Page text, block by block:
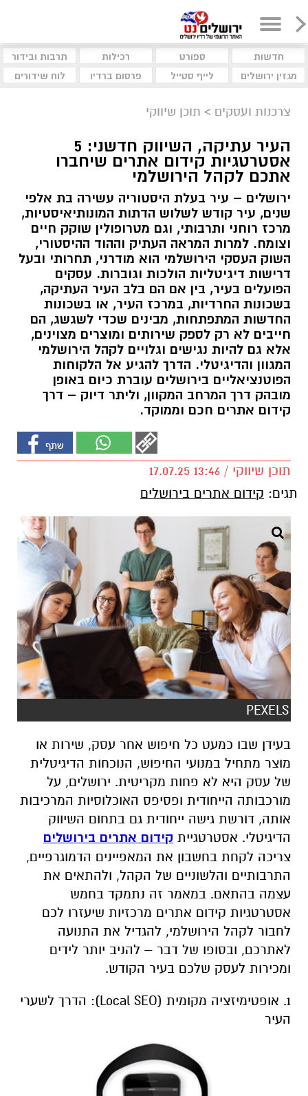
חדשות ספורט רכילות
תרבות ובידור
מגזין ירושלים
לייף סטייל פרסום ברדיו לוח שידורים
צרכנות ועסקים > תוכן שיווקי
העיר עתיקה, השיווק חדשני: 5
אסטרטגיות קידום אתרים שיחברו
אתכם לקהל הירושלמי
ירושלים – עיר בעלת היסטוריה עשירה בת אלפי
שנים, עיר קודש לשלוש הדתות המונותיאיסטיות,
מרכז רוחני ותרבותי, וגם מטרופולין שוקק חיים
וצומח. למרות המראה העתיק וההוד ההיסטורי,
השוק העסקי הירושלמי הוא מודרני, תחרותי ובעל
דרישות דיגיטליות הולכות וגוברות. עסקים
הפועלים בעיר, בין אם הם בלב העיר העתיקה,
בשכונות החרדיות, במרכז העיר, או בשכונות
החדשות המתפתחות, מבינים שכדי לשגשג, הם
חייבים לא רק לספק שירותים ומוצרים מצוינים,
אלא גם להיות נגישים וגלויים לקהל הירושלמי
המגוון והדיגיטלי. הדרך להגיע אל הלקוחות
הפוטנציאליים בירושלים עוברת כיום באופן
מובהק דרך המרחב המקוון, וליתר דיוק – דרך
קידום אתרים חכם וממוקד.
תוכן שיווקי / 13:46 17.07.25
תגים: קידום אתרים בירושלים
PEXELS
בעידן שבו כמעט כל חיפוש אחר עסק, שירות או
מוצר מתחיל במנועי החיפוש, הנוכחות הדיגיטלית
של עסק היא לא פחות מקריטית. ירושלים, על
מורכבותה הייחודית ופסיפס האוכלוסיות המרכיבות
אותה, דורשת גישה ייחודית גם בתחום השיווק
הדיגיטלי. אסטרטגיית קידום אתרים בירושלים
צריכה לקחת בחשבון את המאפיינים הדמוגרפיים,
התרבותיים והלשוניים של הקהל, ולהתאים את
עצמה בהתאם. במאמר זה נתמקד בחמש
אסטרטגיות קידום אתרים מרכזיות שיעזרו לכם
לחבור לקהל הירושלמי, להגדיל את התנועה
לאתרכם, ובסופו של דבר – להניב יותר לידים
ומכירות לעסק שלכם בעיר הקודש.
1. אופטימיזציה מקומית (Local SEO): הדרך לשערי
העיר